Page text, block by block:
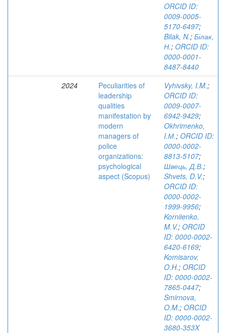
ORCID ID:
0009-­0005-
5170-­6497;
Bilak, N.; Білак,
Н.; ORCID ID:
0000-0001-
8487-8440
2024
Peculiarities of
leadership
qualities
manifestation by
modern
managers of
police
organizations:
psychological
aspect (Scopus)
Vyhivsky, I.M.;
ORCID ID:
0009-0007-
6942-9429;
Okhrimenko,
I.М.; ORCID ID:
0000-0002-
8813-5107;
Швець, Д.В.;
Shvets, D.V.;
ORCID ID:
0000-0002-
1999-9956;
Korniienko,
M.V.; ORCID
ID: 0000-0002-
6420-6169;
Komisarov,
O.H.; ORCID
ID: 0000-0002-
7865-0447;
Smirnova,
O.M.; ORCID
ID: 0000-0002-
3680-353X